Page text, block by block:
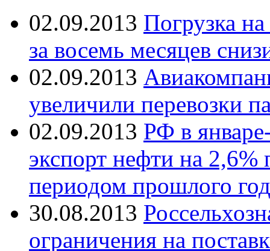
02.09.2013 Погрузка
за восемь месяцев
02.09.2013
увеличили перевозки
02.09.2013 РФ в
экспорт нефти на
периодом прошлого
30.08.2013
ограничения на